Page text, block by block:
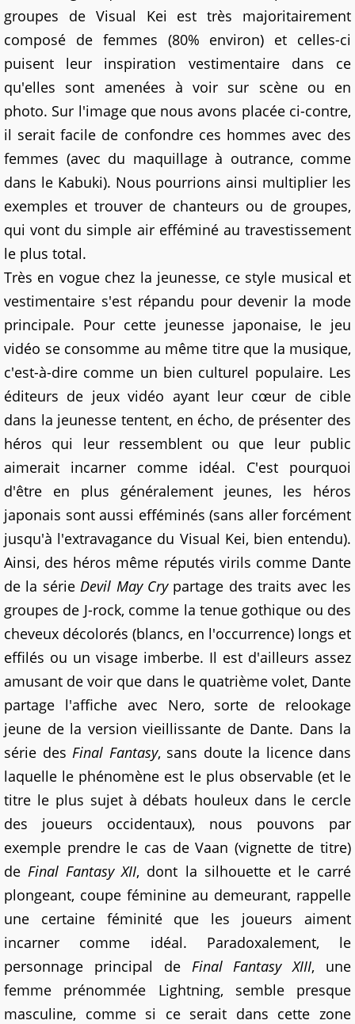
groupes de Visual Kei est très majoritairement
composé de femmes (80% environ) et celles-ci
puisent leur inspiration vestimentaire dans ce
qu'elles sont amenées à voir sur scène ou en
photo. Sur l'image que nous avons placée ci-contre,
il serait facile de confondre ces hommes avec des
femmes (avec du maquillage à outrance, comme
dans le Kabuki). Nous pourrions ainsi multiplier les
exemples et trouver de chanteurs ou de groupes,
qui vont du simple air efféminé au travestissement
le plus total.
Très en vogue chez la jeunesse, ce style musical et
vestimentaire s'est répandu pour devenir la mode
principale. Pour cette jeunesse japonaise, le jeu
vidéo se consomme au même titre que la musique,
c'est-à-dire comme un bien culturel populaire. Les
éditeurs de jeux vidéo ayant leur cœur de cible
dans la jeunesse tentent, en écho, de présenter des
héros qui leur ressemblent ou que leur public
aimerait incarner comme idéal. C'est pourquoi
d'être en plus généralement jeunes, les héros
japonais sont aussi efféminés (sans aller forcément
jusqu'à l'extravagance du Visual Kei, bien entendu).
Ainsi, des héros même réputés virils comme Dante
de la sérieDevil May Crypartage des traits avec les
groupes de J-rock, comme la tenue gothique ou des
cheveux décolorés (blancs, en l'occurrence) longs et
effilés ou un visage imberbe. Il est d'ailleurs assez
amusant de voir que dans le quatrième volet, Dante
partage l'affiche avec Nero, sorte de relookage
jeune de la version vieillissante de Dante. Dans la
série des Final Fantasy, sans doute la licence dans
laquelle le phénomène est le plus observable (et le
titre le plus sujet à débats houleux dans le cercle
des joueurs occidentaux), nous pouvons par
exemple prendre le cas de Vaan (vignette de titre)
deFinal Fantasy XII, dont la silhouette et le carré
plongeant, coupe féminine au demeurant, rappelle
une certaine féminité que les joueurs aiment
incarner comme idéal. Paradoxalement, le
personnage principal de Final Fantasy XIII, une
femme prénommée Lightning, semble presque
masculine, comme si ce serait dans cette zone